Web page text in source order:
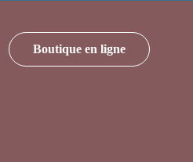
Boutique en ligne